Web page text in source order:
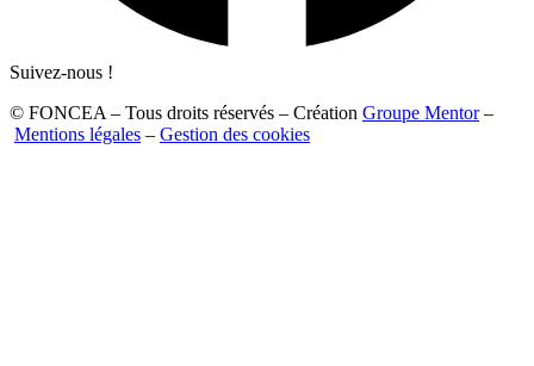
Suivez-nous !
© FONCEA – Tous droits réservés – Création Groupe Mentor–
Mentions légales – Gestion des cookies